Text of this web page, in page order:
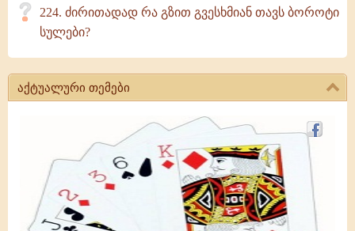
224. ძირითადად რა გზით გვესხმიან თავს ბოროტი
სულები?
აქტუალური თემები